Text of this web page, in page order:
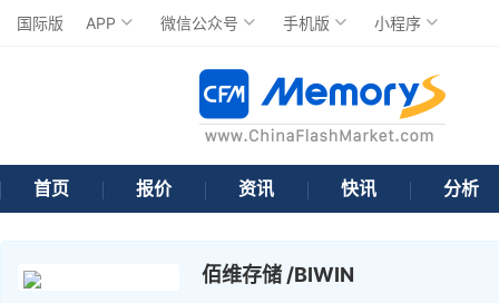
国际版 APP 微信公众号 手机版 小程序
首页 报价 资讯 快讯 分析
佰维存储 /BIWIN